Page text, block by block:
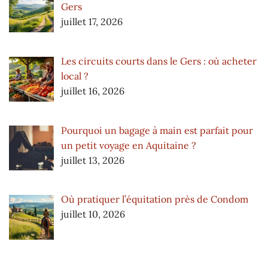
Gers
juillet 17, 2026
Les circuits courts dans le Gers : où acheter
local ?
juillet 16, 2026
Pourquoi un bagage à main est parfait pour
un petit voyage en Aquitaine ?
juillet 13, 2026
Où pratiquer l’équitation près de Condom
juillet 10, 2026